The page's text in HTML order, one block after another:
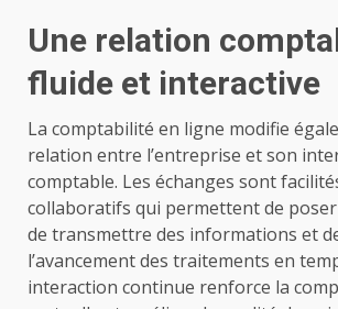
Une relation
fluide et interactive
La comptabilité en ligne modifie
relation entre l’entreprise et son
comptable. Les échanges sont
collaboratifs qui permettent de
de transmettre des informations et
l’avancement des traitements en
interaction continue renforce la